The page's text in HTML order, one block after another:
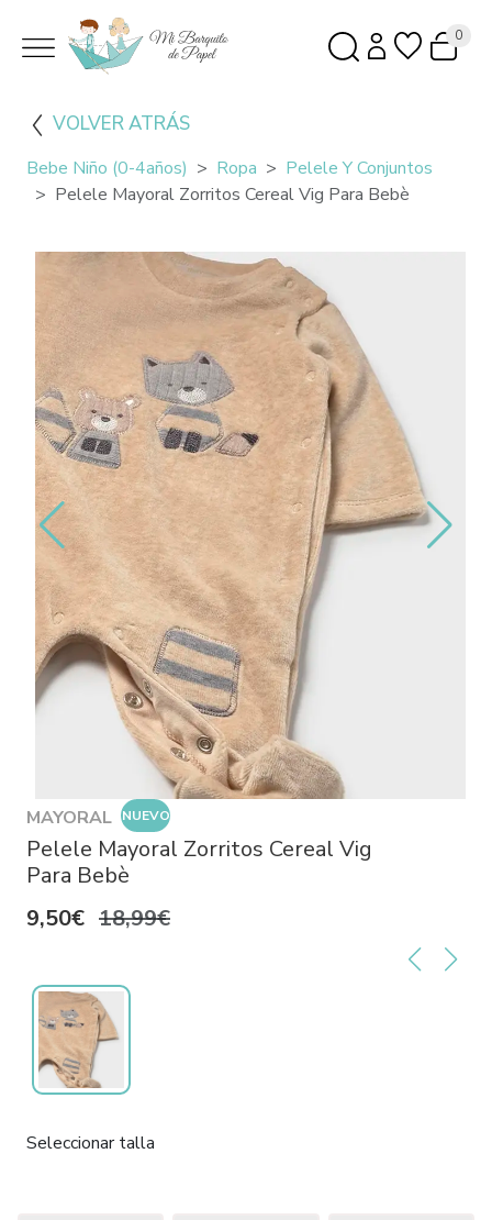
0
VOLVER ATRÁS
Bebe Niño (0-4años) Ropa
Pelele Y Conjuntos
Pelele Mayoral Zorritos Cereal Vig Para Bebè
MAYORAL NUEVO
Pelele Mayoral Zorritos Cereal Vig
Para Bebè
9,50€ 18,99€
Seleccionar talla